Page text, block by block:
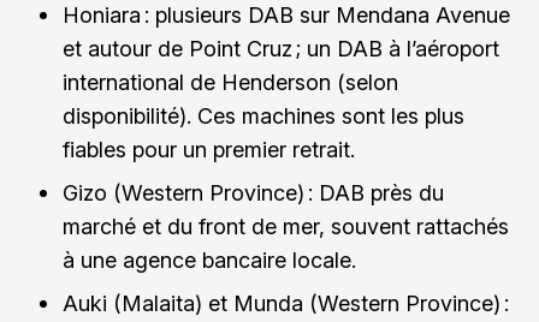
Honiara : plusieurs DAB sur Mendana Avenue
et autour de Point Cruz ; un DAB à l’aéroport
international de Henderson (selon
disponibilité). Ces machines sont les plus
fiables pour un premier retrait.
Gizo (Western Province) : DAB près du
marché et du front de mer, souvent rattachés
à une agence bancaire locale.
Auki (Malaita) et Munda (Western Province) :